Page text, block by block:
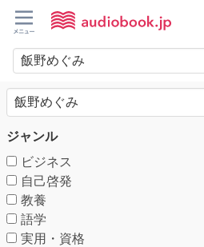
ジャンル
ビジネス
自己啓発
教養
語学
実用・資格